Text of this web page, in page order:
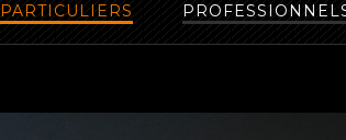
PARTICULIERS